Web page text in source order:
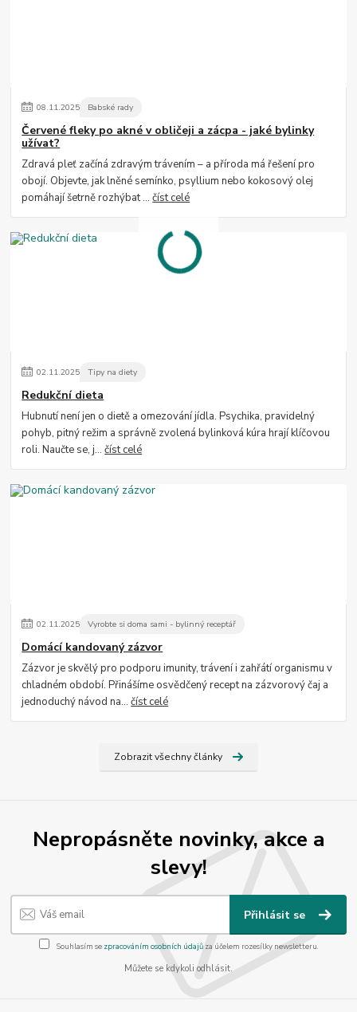
08.11.2025 Babské rady
Červené fleky po akné v obličeji a zácpa - jaké bylinky
užívat?
Zdravá pleť začíná zdravým trávením – a příroda má řešení pro
obojí. Objevte, jak lněné semínko, psyllium nebo kokosový olej
pomáhají šetrně rozhýbat ...číst celé
02.11.2025 Tipy na diety
Redukční dieta
Hubnutí není jen o dietě a omezování jídla. Psychika, pravidelný
pohyb, pitný režim a správně zvolená bylinková kúra hrají klíčovou
roli. Naučte se, j...číst celé
02.11.2025 Vyrobte si doma sami - bylinný receptář
Domácí kandovaný zázvor
Zázvor je skvělý pro podporu imunity, trávení i zahřátí organismu v
chladném období. Přinášíme osvědčený recept na zázvorový čaj a
jednoduchý návod na...číst celé
Zobrazit všechny články
Nepropásněte novinky, akce a
slevy!
Přihlásit se
Souhlasím se zpracováním osobních údajůza účelem rozesílky newsletteru.
Můžete se kdykoli odhlásit.